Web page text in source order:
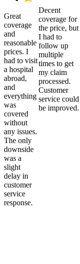
Great
coverage
and
reasonable
prices. I
had to visit
a hospital
abroad,
and
everything
was
covered
without
any issues.
The only
downside
was a
slight
delay in
customer
service
response.
Decent
coverage for
the price, but
I had to
follow up
multiple
times to get
my claim
processed.
Customer
service could
be improved.